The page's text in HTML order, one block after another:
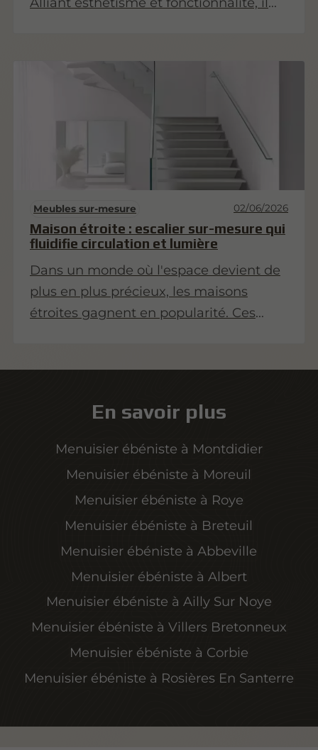
propose des astuces pour concevoir un
îlot central qui soit à la fois pratique et
convivial, afin d’optimiser votre espace
Meubles sur-mesure 02/06/2026
Maison étroite : escalier sur-mesure qui
fluidifie circulation et lumière
Dans un monde où l'espace devient de
plus en plus précieux, les maisons
étroites gagnent en popularité. Ces
optimisation est l'escalier sur-mesure,
qui non seulement améliore la
également un rôle crucial dans la
gestion de la lumière naturelle. Cet
article explore les différentes facettes
de ce concept innovant.
En savoir plus
Menuisier ébéniste à Montdidier
Menuisier ébéniste à Moreuil
Menuisier ébéniste à Roye
Menuisier ébéniste à Breteuil
Menuisier ébéniste à Abbeville
Menuisier ébéniste à Albert
Menuisier ébéniste à Ailly Sur Noye
Menuisier ébéniste à Villers Bretonneux
Menuisier ébéniste à Corbie
Menuisier ébéniste à Rosières En Santerre